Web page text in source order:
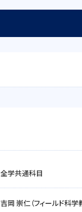
全学共通科目
吉岡 崇仁（フィールド科学